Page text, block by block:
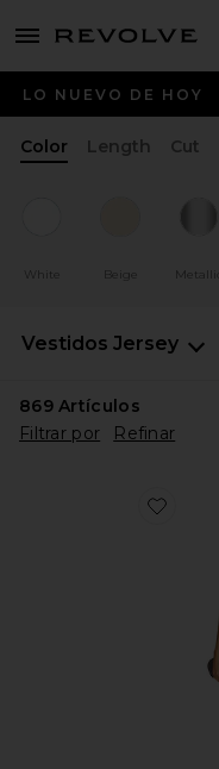
menu - shows more content
LO NUEVO DE HOY
Color Length Cut
White Beige Metallic
Vestidos Jersey
869Artículos
Filtrar por
Refinar